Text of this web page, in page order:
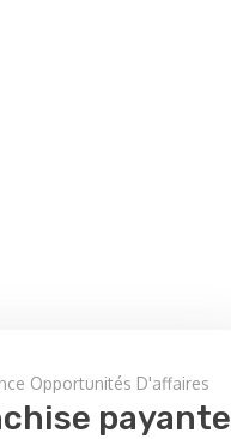
Opportunités D'affaires
payante